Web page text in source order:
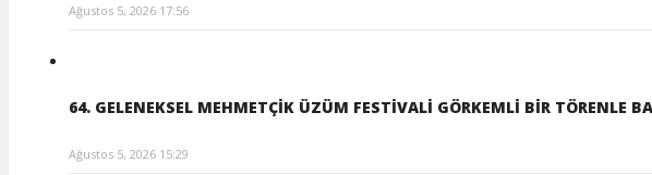
Ağustos 5, 2026 17:56
64. GELENEKSEL MEHMETÇİK ÜZÜM FESTİVALİ GÖRKEMLİ BİR TÖRENLE
Ağustos 5, 2026 15:29